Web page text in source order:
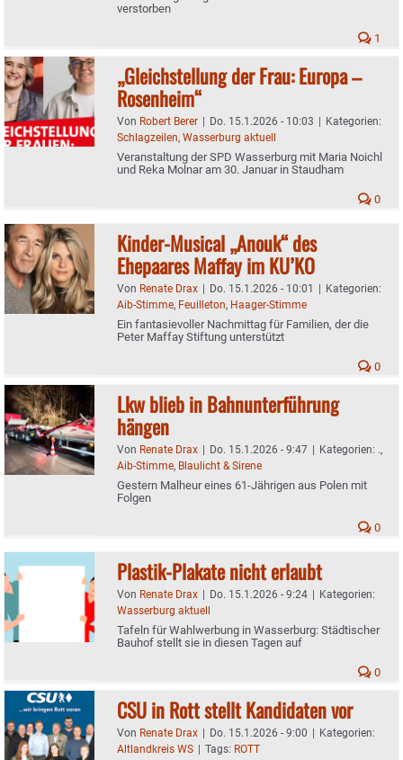
verstorben
1
„Gleichstellung der Frau: Europa –
Rosenheim“
Von Robert Berer | Do. 15.1.2026 - 10:03 | Kategorien:
Schlagzeilen, Wasserburg aktuell
Veranstaltung der SPD Wasserburg mit Maria Noichl
und Reka Molnar am 30. Januar in Staudham
0
Kinder-Musical „Anouk“ des
Ehepaares Maffay im KU’KO
Von Renate Drax | Do. 15.1.2026 - 10:01 | Kategorien:
Aib-Stimme, Feuilleton, Haager-Stimme
Ein fantasievoller Nachmittag für Familien, der die
Peter Maffay Stiftung unterstützt
0
Lkw blieb in Bahnunterführung
hängen
Von Renate Drax | Do. 15.1.2026 - 9:47 | Kategorien: .,
Aib-Stimme, Blaulicht & Sirene
Gestern Malheur eines 61-Jährigen aus Polen mit
Folgen
0
Plastik-Plakate nicht erlaubt
Von Renate Drax | Do. 15.1.2026 - 9:24 | Kategorien:
Wasserburg aktuell
Tafeln für Wahlwerbung in Wasserburg: Städtischer
Bauhof stellt sie in diesen Tagen auf
0
CSU in Rott stellt Kandidaten vor
Von Renate Drax | Do. 15.1.2026 - 9:00 | Kategorien:
Altlandkreis WS | Tags: ROTT